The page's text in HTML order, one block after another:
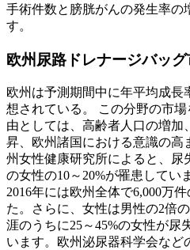
手術件数と膀胱がんの発生率の
す。
欧州尿路ドレナージバッ
欧州は予測期間中に年平均成長
想されている。
この分野の市
由としては、高齢者人口の増加
昇、欧州諸国における意識の高
州女性健康研究所によると、尿
の女性の10～20%が罹患してい
2016年には欧州全体で6,000万
た。さらに、女性は男性の2倍
涯のうちに25～45%の女性が尿
います。欧州泌尿器科学会など